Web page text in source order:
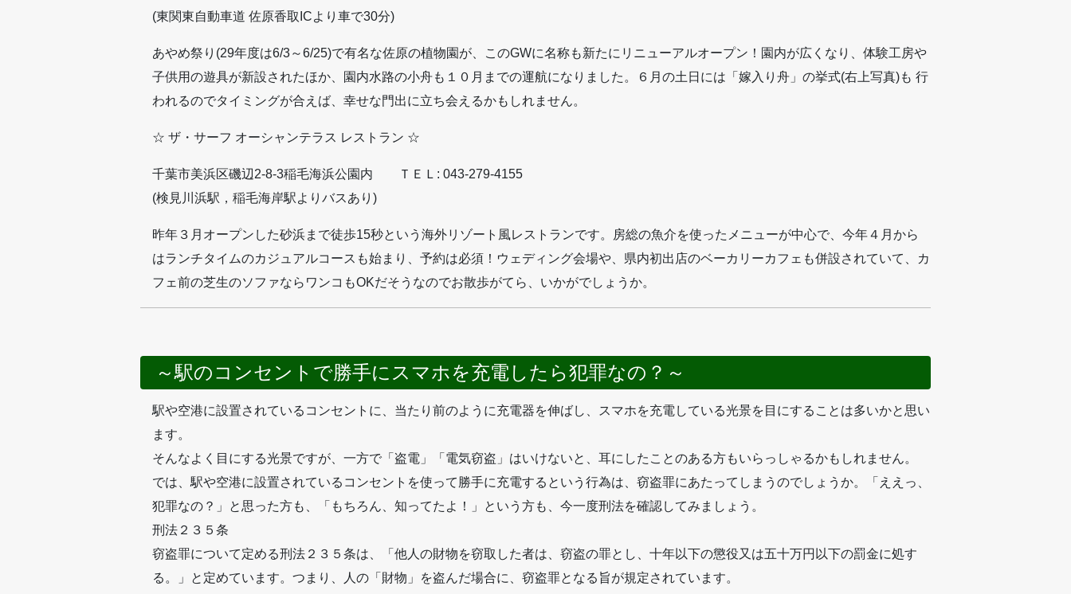
(東関東自動車道 佐原香取ICより車で30分)
あやめ祭り(29年度は6/3～6/25)で有名な佐原の植物園が、このGWに名称も新たにリニューアルオープン！園内が広くなり、体験工房や
子供用の遊具が新設されたほか、園内水路の小舟も１０月までの運航になりました。６月の土日には「嫁入り舟」の挙式(右上写真)も 行
われるのでタイミングが合えば、幸せな門出に立ち会えるかもしれません。
☆ ザ・サーフ オーシャンテラス レストラン ☆
千葉市美浜区磯辺2-8-3稲毛海浜公園内 ＴＥＬ: 043-279-4155
(検見川浜駅，稲毛海岸駅よりバスあり)
昨年３月オープンした砂浜まで徒歩15秒という海外リゾート風レストランです。房総の魚介を使ったメニューが中心で、今年４月から
はランチタイムのカジュアルコースも始まり、予約は必須！ウェディング会場や、県内初出店のベーカリーカフェも併設されていて、カ
フェ前の芝生のソファならワンコもOKだそうなのでお散歩がてら、いかがでしょうか。
～駅のコンセントで勝手にスマホを充電したら犯罪なの？～
駅や空港に設置されているコンセントに、当たり前のように充電器を伸ばし、スマホを充電している光景を目にすることは多いかと思い
ます。
そんなよく目にする光景ですが、一方で「盗電」「電気窃盗」はいけないと、耳にしたことのある方もいらっしゃるかもしれません。
では、駅や空港に設置されているコンセントを使って勝手に充電するという行為は、窃盗罪にあたってしまうのでしょうか。「ええっ、
犯罪なの？」と思った方も、「もちろん、知ってたよ！」という方も、今一度刑法を確認してみましょう。
刑法２３５条
窃盗罪について定める刑法２３５条は、「他人の財物を窃取した者は、窃盗の罪とし、十年以下の懲役又は五十万円以下の罰金に処す
る。」と定めています。つまり、人の「財物」を盗んだ場合に、窃盗罪となる旨が規定されています。